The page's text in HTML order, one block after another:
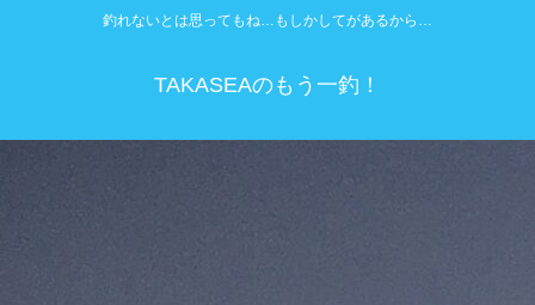
釣れないとは思ってもね…もしかしてがあるから…
TAKASEAのもう一釣！